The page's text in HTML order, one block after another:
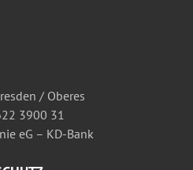
/ Oberes
3900 31
eG – KD-Bank